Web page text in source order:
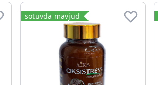
sotuvda mavjud